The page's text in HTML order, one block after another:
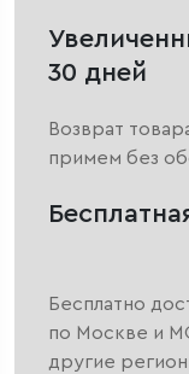
30 дней
Возврат
примем без
Бесплатно
по Москве и
другие